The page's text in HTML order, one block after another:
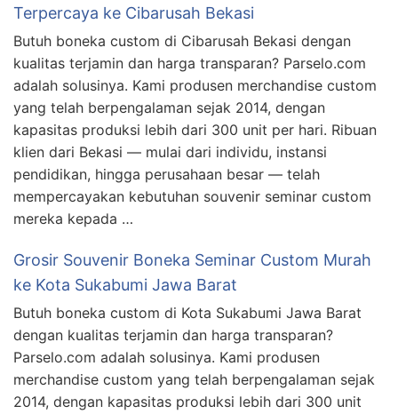
Terpercaya ke Cibarusah Bekasi
Butuh boneka custom di Cibarusah Bekasi dengan
kualitas terjamin dan harga transparan? Parselo.com
adalah solusinya. Kami produsen merchandise custom
yang telah berpengalaman sejak 2014, dengan
kapasitas produksi lebih dari 300 unit per hari. Ribuan
klien dari Bekasi — mulai dari individu, instansi
pendidikan, hingga perusahaan besar — telah
mempercayakan kebutuhan souvenir seminar custom
mereka kepada …
Grosir Souvenir Boneka Seminar Custom Murah
ke Kota Sukabumi Jawa Barat
Butuh boneka custom di Kota Sukabumi Jawa Barat
dengan kualitas terjamin dan harga transparan?
Parselo.com adalah solusinya. Kami produsen
merchandise custom yang telah berpengalaman sejak
2014, dengan kapasitas produksi lebih dari 300 unit